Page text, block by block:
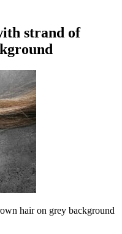
strand of
hair on grey background